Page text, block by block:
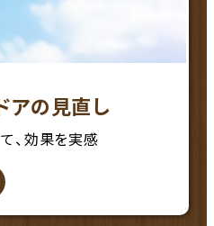
アの見直し
、効果を実感